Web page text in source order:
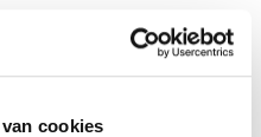
cookies
the patents on air